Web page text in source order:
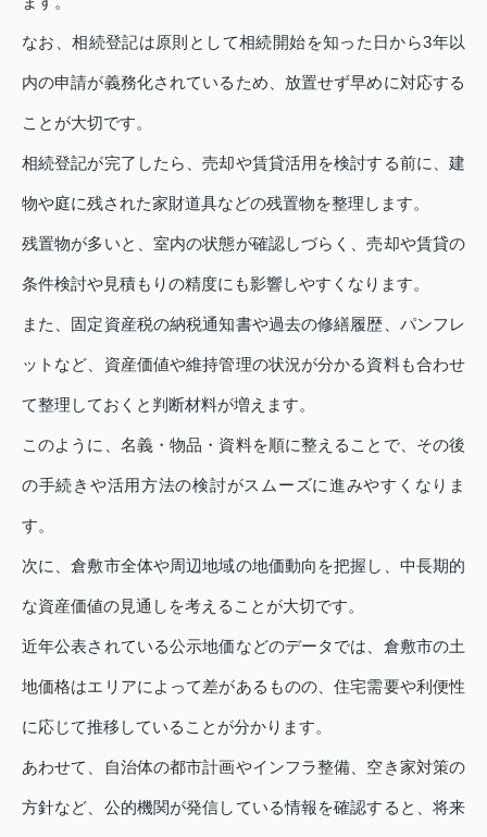
なお、相続登記は原則として相続開始を知った日から3年以
内の申請が義務化されているため、放置せず早めに対応する
ことが大切です。
相続登記が完了したら、売却や賃貸活用を検討する前に、建
物や庭に残された家財道具などの残置物を整理します。
残置物が多いと、室内の状態が確認しづらく、売却や賃貸の
条件検討や見積もりの精度にも影響しやすくなります。
また、固定資産税の納税通知書や過去の修繕履歴、パンフレ
ットなど、資産価値や維持管理の状況が分かる資料も合わせ
て整理しておくと判断材料が増えます。
このように、名義・物品・資料を順に整えることで、その後
の手続きや活用方法の検討がスムーズに進みやすくなりま
す。
次に、倉敷市全体や周辺地域の地価動向を把握し、中長期的
な資産価値の見通しを考えることが大切です。
近年公表されている公示地価などのデータでは、倉敷市の土
地価格はエリアによって差があるものの、住宅需要や利便性
に応じて推移していることが分かります。
あわせて、自治体の都市計画やインフラ整備、空き家対策の
方針など、公的機関が発信している情報を確認すると、将来